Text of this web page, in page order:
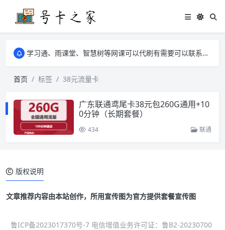
学习通、雨课堂、智慧树等网课可以代刷有需要可以联系邮箱i@tuzi.la
学习通、雨课堂、智慧树等网课可以代刷有需要可以联系邮箱i@tuzi.la
首页
标签 38元流量卡
广东联通鸢尾卡38元包260G通用+10
0分钟（长期套餐）
434 联通
版权说明
文章推荐内容由本站创作，所用宣传图为官方提供套餐宣传图
鲁ICP备2023017370号-7 电信增值业务许可证：鲁B2-20230700